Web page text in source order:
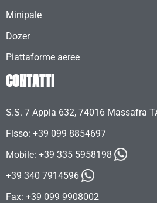
Minipale
Dozer
Piattaforme aeree
CONTATTI
S.S. 7 Appia 632, 74016 Massafra
Fisso: +39 099 8854697
Mobile: +39 335 5958198
+39 340 7914596
Fax: +39 099 9908002